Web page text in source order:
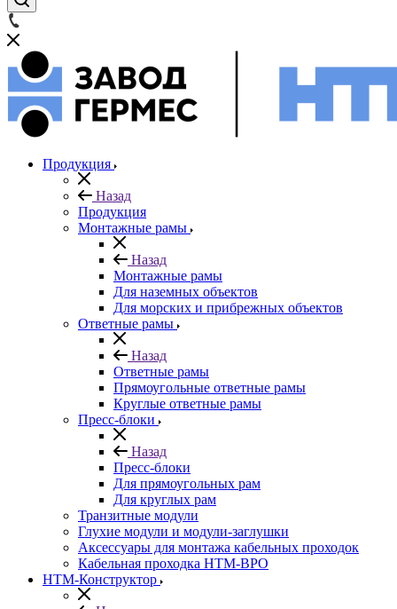
Продукция
Назад
Продукция
Монтажные рамы
Назад
Монтажные рамы
Для наземных объектов
Для морских и прибрежных объектов
Ответные рамы
Назад
Ответные рамы
Прямоугольные ответные рамы
Круглые ответные рамы
Пресс-блоки
Назад
Пресс-блоки
Для прямоугольных рам
Для круглых рам
Транзитные модули
Глухие модули и модули-заглушки
Аксессуары для монтажа кабельных проходок
Кабельная проходка НТМ-ВРО
НТМ-Конструктор